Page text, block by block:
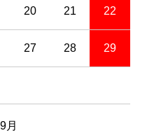
20 21 22
27 28 29
月